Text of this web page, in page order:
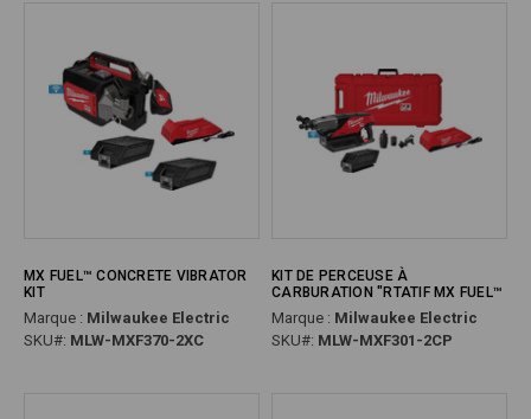
MX FUEL™ CONCRETE VIBRATOR
KIT
Marque : Milwaukee Electric
SKU#: MLW-MXF370-2XC
KIT DE PERCEUSE À
CARBURATION "RTATIF MX FUEL™
Marque : Milwaukee Electric
SKU#: MLW-MXF301-2CP